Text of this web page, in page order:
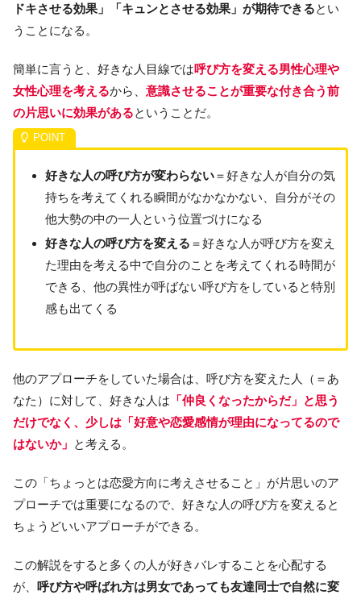
ドキさせる効果」「キュンとさせる効果」が期待できるとい
うことになる。
簡単に言うと、好きな人目線では呼び方を変える男性心理や
女性心理を考えるから、 意識させることが重要な付き合う前
の片思いに効果があるということだ。
好きな人の呼び方が変わらない＝好きな人が自分の気
持ちを考えてくれる瞬間がなかなかない、自分がその
他大勢の中の一人という位置づけになる
好きな人の呼び方を変える ＝好きな人が呼び方を変え
た理由を考える中で自分のことを考えてくれる時間が
できる、他の異性が呼ばない呼び方をしていると特別
感も出てくる
他のアプローチをしていた場合は、呼び方を変えた人（＝あ
なた）に対して、好きな人は 「仲良くなったからだ」と思う
だけでなく、少しは「好意や恋愛感情が理由になってるので
はないか」 と考える。
この「ちょっとは恋愛方向に考えさせること」が片思いのア
プローチでは重要になるので、好きな人の呼び方を変えると
ちょうどいいアプローチができる。
この解説をすると多くの人が好きバレすることを心配する
が、 呼び方や呼ばれ方は男女であっても友達同士で自然に変